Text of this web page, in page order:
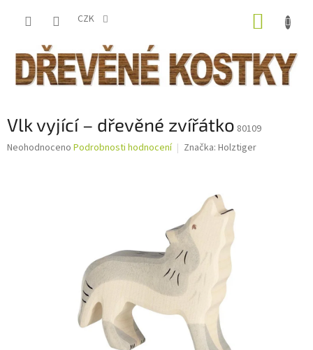
CZK
Vlk vyjící – dřevěné zvířátko 80109
Průměrné
Neohodnoceno Podrobnosti hodnocení Značka: Holztiger